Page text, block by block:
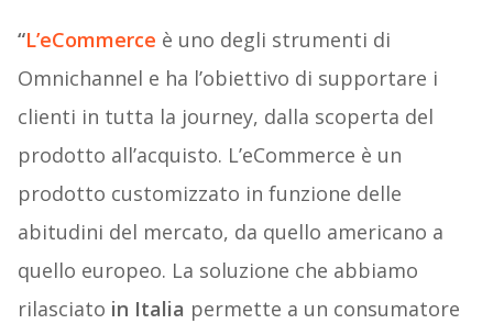
“L’eCommerce è uno degli strumenti di
Omnichannel e ha l’obiettivo di supportare i
clienti in tutta la journey, dalla scoperta del
prodotto all’acquisto. L’eCommerce è un
prodotto customizzato in funzione delle
abitudini del mercato, da quello americano a
quello europeo. La soluzione che abbiamo
rilasciato in Italia permette a un consumatore